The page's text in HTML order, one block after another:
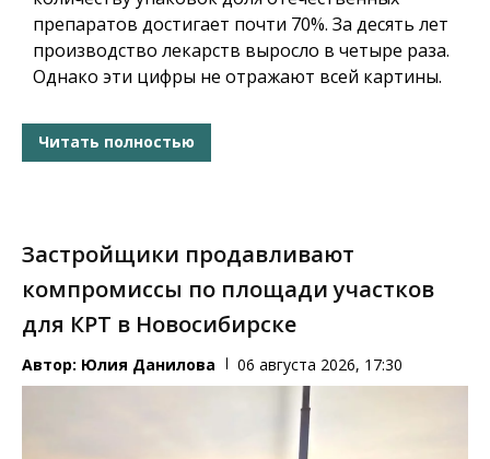
препаратов достигает почти 70%. За десять лет
производство лекарств выросло в четыре раза.
Однако эти цифры не отражают всей картины.
Читать полностью
Застройщики продавливают
компромиссы по площади участков
для КРТ в Новосибирске
Автор: Юлия Данилова 06 августа 2026, 17:30